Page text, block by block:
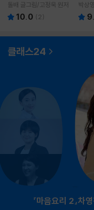
돌배 글그림/고정욱 원저
10.0 ( 2)
박상
클래스24
『마음요리 2』차